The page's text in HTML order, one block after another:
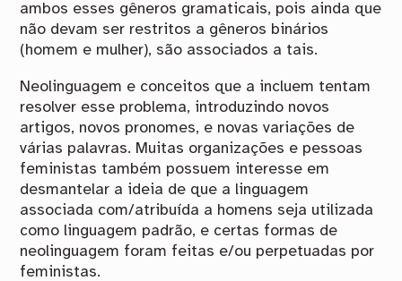
ambos esses gêneros gramaticais, pois ainda que
não devam ser restritos a gêneros binários
(homem e mulher), são associados a tais.
Neolinguagem e conceitos que a incluem tentam
resolver esse problema, introduzindo novos
artigos, novos pronomes, e novas variações de
várias palavras. Muitas organizações e pessoas
feministas também possuem interesse em
desmantelar a ideia de que a linguagem
associada com/atribuída a homens seja utilizada
como linguagem padrão, e certas formas de
neolinguagem foram feitas e/ou perpetuadas por
feministas.